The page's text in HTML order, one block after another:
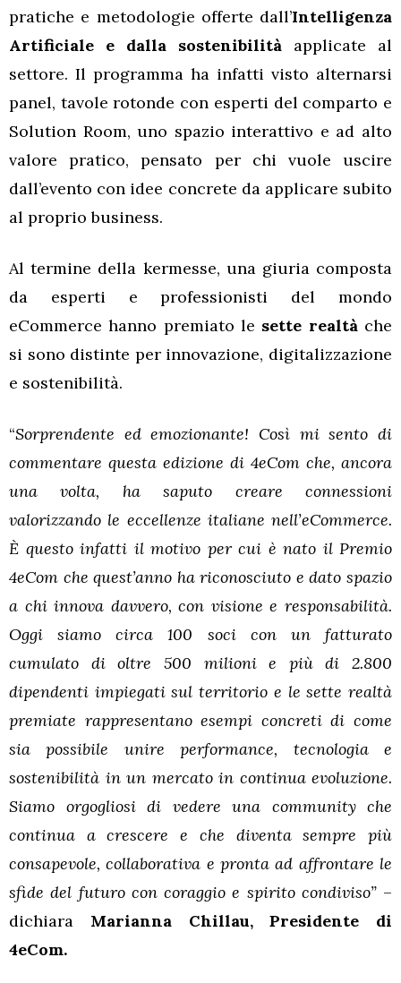
pratiche e metodologie offerte dall’Intelligenza
Artificiale e dalla sostenibilità applicate al
settore. Il programma ha infatti visto alternarsi
panel, tavole rotonde con esperti del comparto e
Solution Room, uno spazio interattivo e ad alto
valore pratico, pensato per chi vuole uscire
dall’evento con idee concrete da applicare subito
al proprio business.
Al termine della kermesse, una giuria composta
da esperti e professionisti del mondo
eCommerce hanno premiato le sette realtàche
si sono distinte per innovazione, digitalizzazione
e sostenibilità.
“Sorprendente ed emozionante! Così mi sento di
commentare questa edizione di 4eCom che, ancora
una volta, ha saputo creare connessioni
valorizzando le eccellenze italiane nell’eCommerce.
È questo infatti il motivo per cui è nato il Premio
4eCom che quest’anno ha riconosciuto e dato spazio
a chi innova davvero, con visione e responsabilità.
Oggi siamo circa 100 soci con un fatturato
cumulato di oltre 500 milioni e più di 2.800
dipendenti impiegati sul territorio e le sette realtà
premiate rappresentano esempi concreti di come
sia possibile unire performance, tecnologia e
sostenibilità in un mercato in continua evoluzione.
Siamo orgogliosi di vedere una community che
continua a crescere e che diventa sempre più
consapevole, collaborativa e pronta ad affrontare le
sfide del futuro con coraggio e spirito condiviso”–
dichiara Marianna Chillau, Presidente di
4eCom.